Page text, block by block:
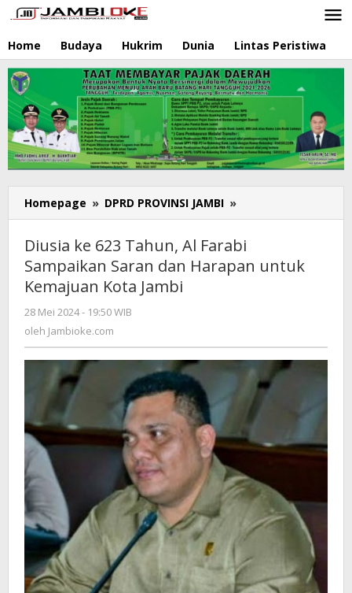
Lewati
ke
konten
Home Budaya Hukrim Dunia Lintas Peristiwa
Homepage » DPRD PROVINSI JAMBI »
ke
Tahun,
Al
Harapan
untuk
Kemajuan
Kota
Jambi
Diusia ke 623 Tahun, Al Farabi
Sampaikan Saran dan Harapan untuk
Kemajuan Kota Jambi
28 Mei 2024 - 19:50 WIB
oleh Jambioke.com